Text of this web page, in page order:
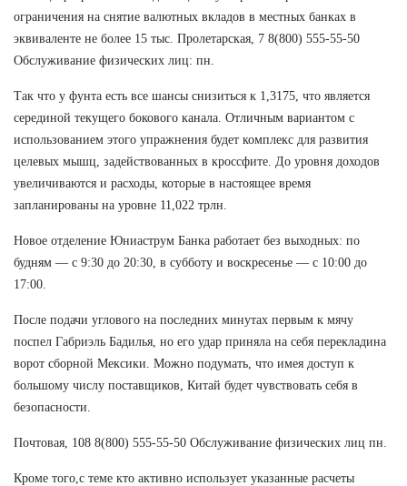
ограничения на снятие валютных вкладов в местных банках в
эквиваленте не более 15 тыс. Пролетарская, 7 8(800) 555-55-50
Обслуживание физических лиц: пн.
Так что у фунта есть все шансы снизиться к 1,3175, что является
серединой текущего бокового канала. Отличным вариантом с
использованием этого упражнения будет комплекс для развития
целевых мышц, задействованных в кроссфите. До уровня доходов
увеличиваются и расходы, которые в настоящее время
запланированы на уровне 11,022 трлн.
Новое отделение Юниаструм Банка работает без выходных: по
будням — с 9:30 до 20:30, в субботу и воскресенье — с 10:00 до
17:00.
После подачи углового на последних минутах первым к мячу
поспел Габриэль Бадилья, но его удар приняла на себя перекладина
ворот сборной Мексики. Можно подумать, что имея доступ к
большому числу поставщиков, Китай будет чувствовать себя в
безопасности.
Почтовая, 108 8(800) 555-55-50 Обслуживание физических лиц пн.
Кроме того,с теме кто активно использует указанные расчеты